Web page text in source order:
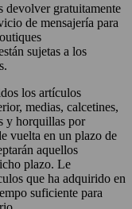
devolver gratuitamente
de mensajería para
sujetas a los
los artículos
medias, calcetines,
y horquillas por
vuelta en un plazo de
aquellos
plazo. Le
que ha adquirido en
suficiente para